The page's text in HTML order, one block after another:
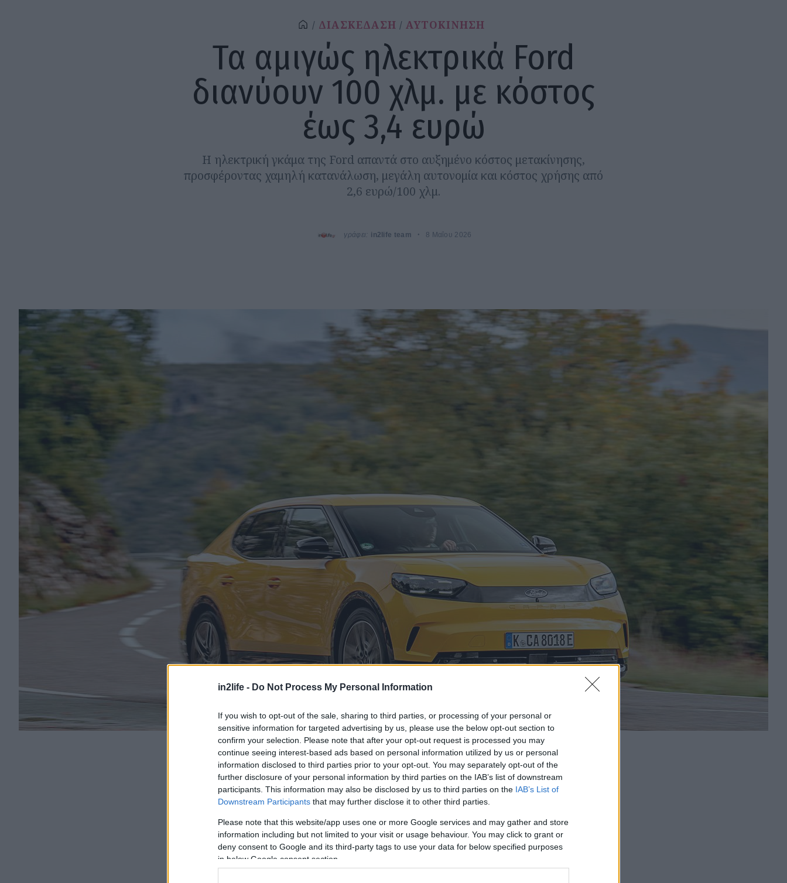
in2life - Do Not Process My Personal Information
If you wish to opt-out of the sale, sharing to third parties, or processing of your personal or
sensitive information for targeted advertising by us, please use the below opt-out section to
confirm your selection. Please note that after your opt-out request is processed you may
continue seeing interest-based ads based on personal information utilized by us or personal
information disclosed to third parties prior to your opt-out. You may separately opt-out of the
further disclosure of your personal information by third parties on the IAB’s list of downstream
participants. This information may also be disclosed by us to third parties on the IAB’s List of
Downstream Participants that may further disclose it to other third parties.
Please note that this website/app uses one or more Google services and may gather and store
information including but not limited to your visit or usage behaviour. You may click to grant or
deny consent to Google and its third-party tags to use your data for below specified purposes
in below Google consent section.
ΔΙΑΣΚΕΔΑΣΗ ΑΥΤΟΚΙΝΗΣΗ
Τα αμιγώς ηλεκτρικά Ford
διανύουν 100 χλμ. με κόστος
έως 3,4 ευρώ
Η ηλεκτρική γκάμα της Ford απαντά στο αυξημένο κόστος μετακίνησης,
προσφέροντας χαμηλή κατανάλωση, μεγάλη αυτονομία και κόστος χρήσης από
2,6 ευρώ/100 χλμ.
γράφει: in2life team 8 Μαΐου 2026